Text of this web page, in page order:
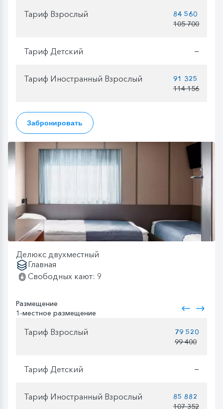
Тариф Взрослый
84 560
105 700
Тариф Детский —
Тариф Иностранный Взрослый
91 325
114 156
Забронировать
Делюкс двухместный
Главная
Свободных кают: 9
Размещение
1-местное размещение
Тариф Взрослый
79 520
99 400
Тариф Детский —
Тариф Иностранный Взрослый
85 882
107 352